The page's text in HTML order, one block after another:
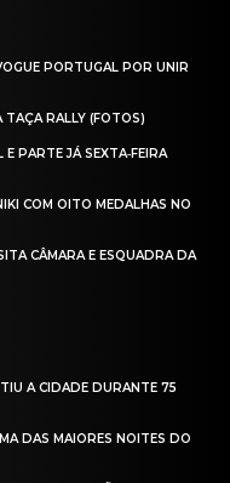
PORTUGAL POR UNIR
TAÇA RALLY (FOTOS)
PARTE JÁ SEXTA‑FEIRA
COM OITO MEDALHAS NO
CÂMARA E ESQUADRA DA
A CIDADE DURANTE 75
DAS MAIORES NOITES DO